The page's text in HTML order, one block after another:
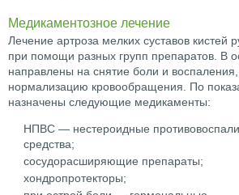
Медикаментозное лечение
Лечение артроза мелких суставов кистей
при помощи разных групп препаратов. В
направлены на снятие боли и
нормализацию кровообращения. По
назначены следующие медикаменты:
НПВС — нестероидные
средства;
сосудорасширяющие препараты;
хондропротекторы;